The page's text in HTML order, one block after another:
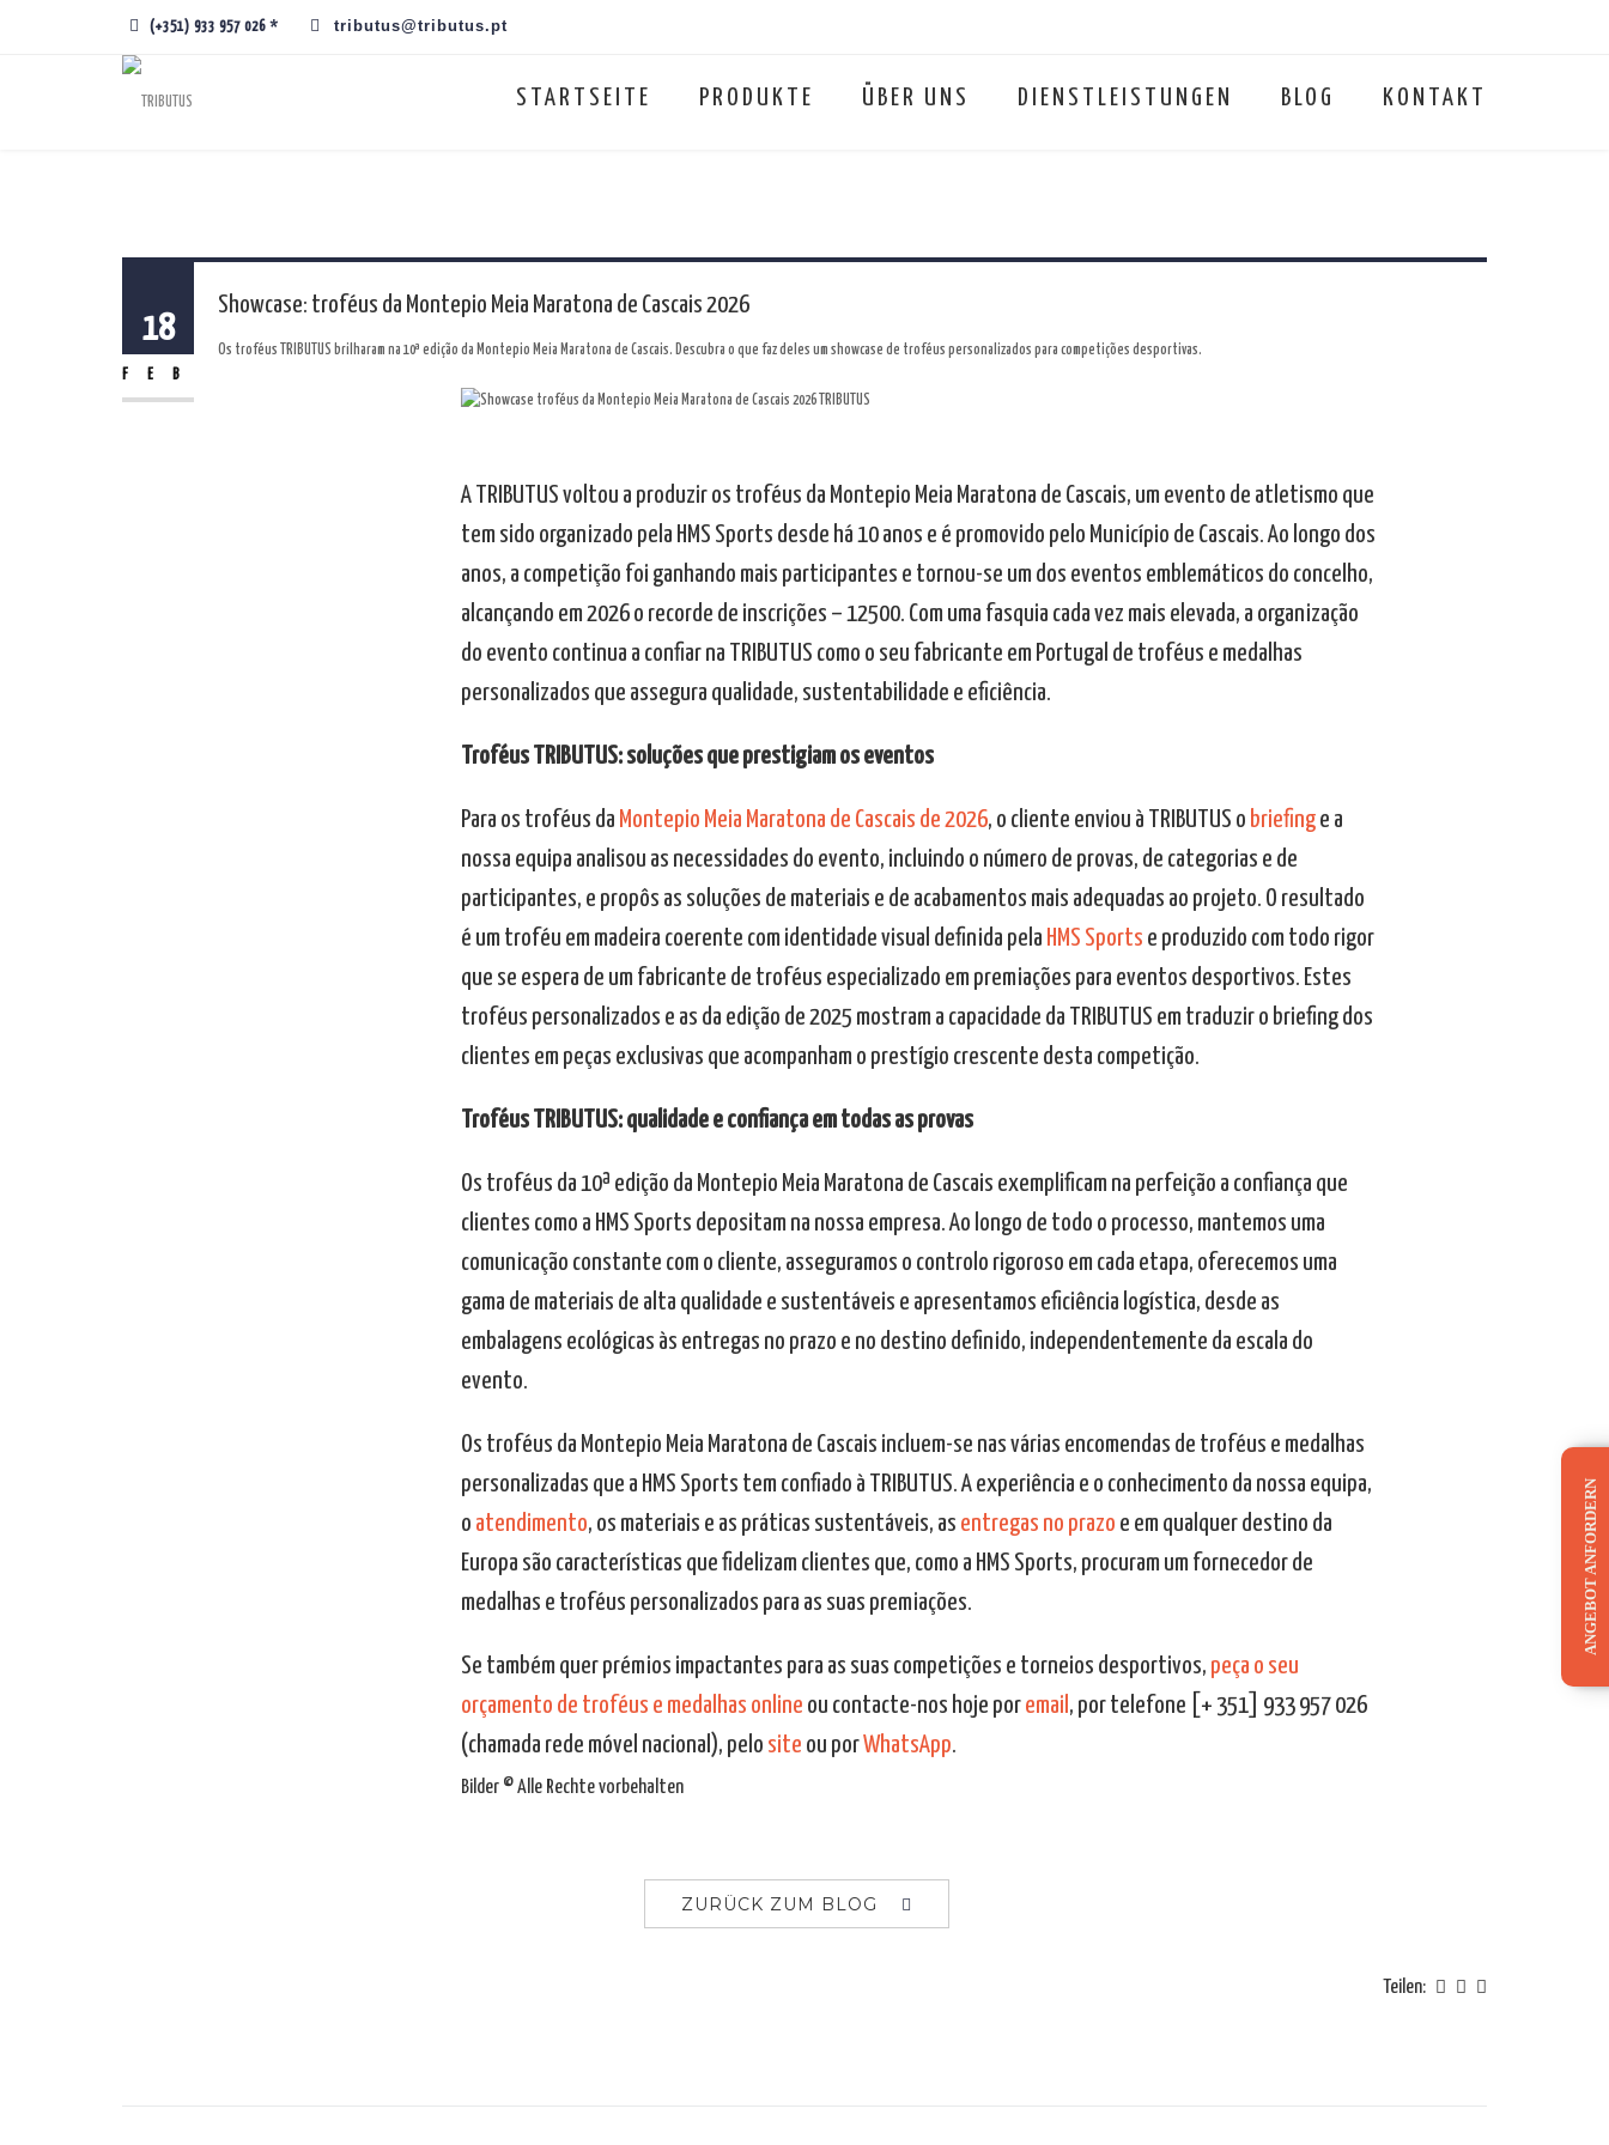
(+351) 933 957 026 * tributus@tributus.pt
STARTSEITE PRODUKTE ÜBER UNS DIENSTLEISTUNGEN BLOG KONTAKT
18
FEB
Showcase: troféus da Montepio Meia Maratona de Cascais 2026
Os troféus TRIBUTUS brilharam na 10ª edição da Montepio Meia Maratona de Cascais. Descubra o que faz deles um showcase de troféus personalizados para competições desportivas.
A TRIBUTUS voltou a produzir os troféus da Montepio Meia Maratona de Cascais, um evento de atletismo que
tem sido organizado pela HMS Sports desde há 10 anos e é promovido pelo Município de Cascais. Ao longo dos
anos, a competição foi ganhando mais participantes e tornou-se um dos eventos emblemáticos do concelho,
alcançando em 2026 o recorde de inscrições – 12500. Com uma fasquia cada vez mais elevada, a organização
do evento continua a confiar na TRIBUTUS como o seu fabricante em Portugal de troféus e medalhas
personalizados que assegura qualidade, sustentabilidade e eficiência.
Troféus TRIBUTUS: soluções que prestigiam os eventos
Para os troféus da Montepio Meia Maratona de Cascais de 2026, o cliente enviou à TRIBUTUS o briefinge a
nossa equipa analisou as necessidades do evento, incluindo o número de provas, de categorias e de
participantes, e propôs as soluções de materiais e de acabamentos mais adequadas ao projeto. O resultado
é um troféu em madeira coerente com identidade visual definida pela HMS Sports e produzido com todo rigor
que se espera de um fabricante de troféus especializado em premiações para eventos desportivos. Estes
troféus personalizados e as da edição de 2025 mostram a capacidade da TRIBUTUS em traduzir o briefing dos
clientes em peças exclusivas que acompanham o prestígio crescente desta competição.
Troféus TRIBUTUS: qualidade e confiança em todas as provas
Os troféus da 10ª edição da Montepio Meia Maratona de Cascais exemplificam na perfeição a confiança que
clientes como a HMS Sports depositam na nossa empresa. Ao longo de todo o processo, mantemos uma
comunicação constante com o cliente, asseguramos o controlo rigoroso em cada etapa, oferecemos uma
gama de materiais de alta qualidade e sustentáveis e apresentamos eficiência logística, desde as
embalagens ecológicas às entregas no prazo e no destino definido, independentemente da escala do
evento.
Os troféus da Montepio Meia Maratona de Cascais incluem-se nas várias encomendas de troféus e medalhas
personalizadas que a HMS Sports tem confiado à TRIBUTUS. A experiência e o conhecimento da nossa equipa,
o atendimento, os materiais e as práticas sustentáveis, as entregas no prazo e em qualquer destino da
Europa são características que fidelizam clientes que, como a HMS Sports, procuram um fornecedor de
medalhas e troféus personalizados para as suas premiações.
Se também quer prémios impactantes para as suas competições e torneios desportivos, peça o seu
orçamento de troféus e medalhas online ou contacte-nos hoje por email , por telefone [+ 351] 933 957 026
(chamada rede móvel nacional), pelo site ou porWhatsApp.
Bilder © Alle Rechte vorbehalten
ZURÜCK ZUM BLOG
Teilen:
ANGEBOT ANFORDERN